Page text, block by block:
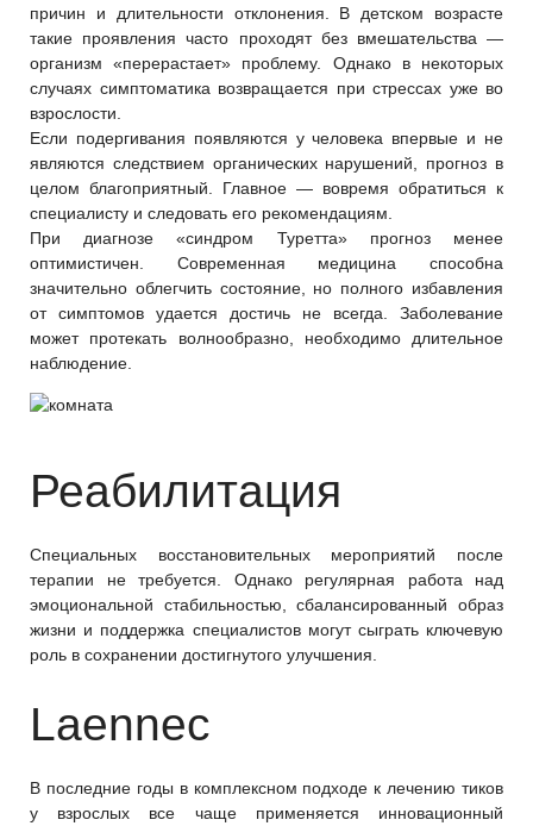
причин и длительности отклонения. В детском возрасте
такие проявления часто проходят без вмешательства —
организм «перерастает» проблему. Однако в некоторых
случаях симптоматика возвращается при стрессах уже во
взрослости.
Если подергивания появляются у человека впервые и не
являются следствием органических нарушений, прогноз в
целом благоприятный. Главное — вовремя обратиться к
специалисту и следовать его рекомендациям.
При диагнозе «синдром Туретта» прогноз менее
оптимистичен. Современная медицина способна
значительно облегчить состояние, но полного избавления
от симптомов удается достичь не всегда. Заболевание
может протекать волнообразно, необходимо длительное
наблюдение.
Реабилитация
Специальных восстановительных мероприятий после
терапии не требуется. Однако регулярная работа над
эмоциональной стабильностью, сбалансированный образ
жизни и поддержка специалистов могут сыграть ключевую
роль в сохранении достигнутого улучшения.
Laennec
В последние годы в комплексном подходе к лечению тиков
у взрослых все чаще применяется инновационный